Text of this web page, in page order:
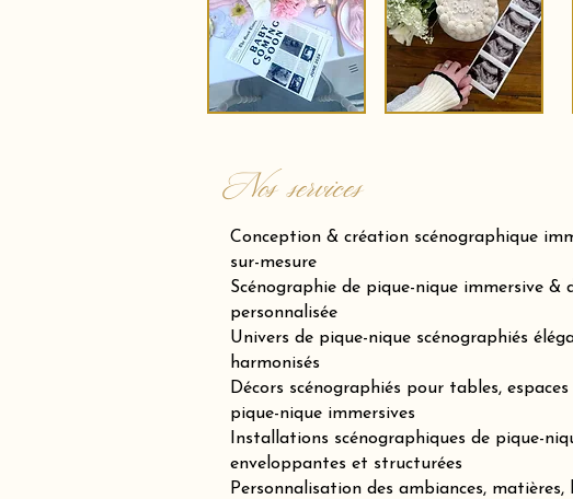
Nos services
Conception & création scénographique
sur-mesure
Scénographie de pique-nique immersive &
personnalisée
Univers de pique-nique scénographiés
harmonisés
Décors scénographiés pour tables,
pique-nique immersives
Installations scénographiques de pique-
enveloppantes et structurées
Personnalisation des ambiances, matières,